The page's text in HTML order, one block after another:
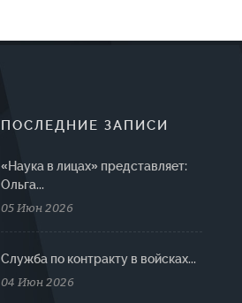
ПОСЛЕДНИЕ ЗАПИСИ
«Наука в лицах» представляет:
Ольга...
05 Июн 2026
Cлужба по контракту в войсках...
04 Июн 2026